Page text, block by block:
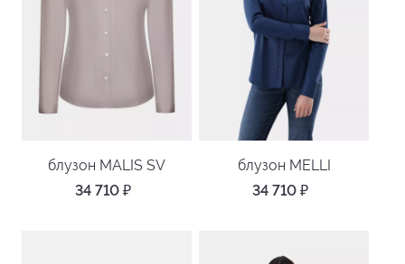
блузон MALIS SV
34 710 ₽
блузон MELLI
34 710 ₽